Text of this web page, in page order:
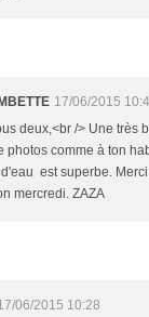
17/06/2015
deux,<br /> Une très
photos comme à ton
d'eau est superbe.
mercredi. ZAZA
06/2015 10:28